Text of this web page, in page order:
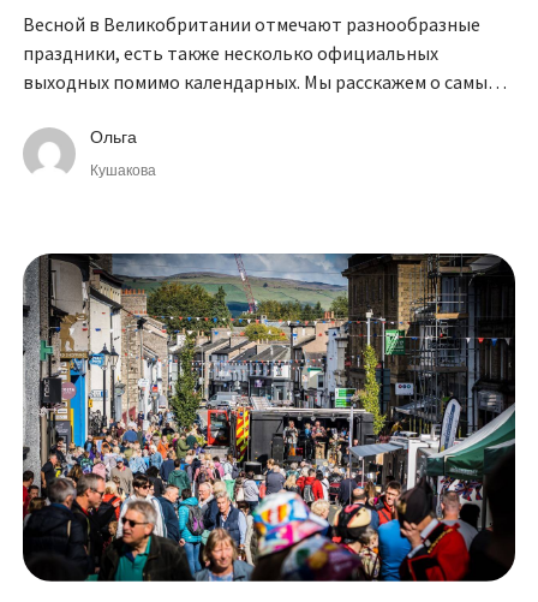
Весной в Великобритании отмечают разнообразные
праздники, есть также несколько официальных
выходных помимо календарных. Мы расскажем о самых
Ольга
Кушакова